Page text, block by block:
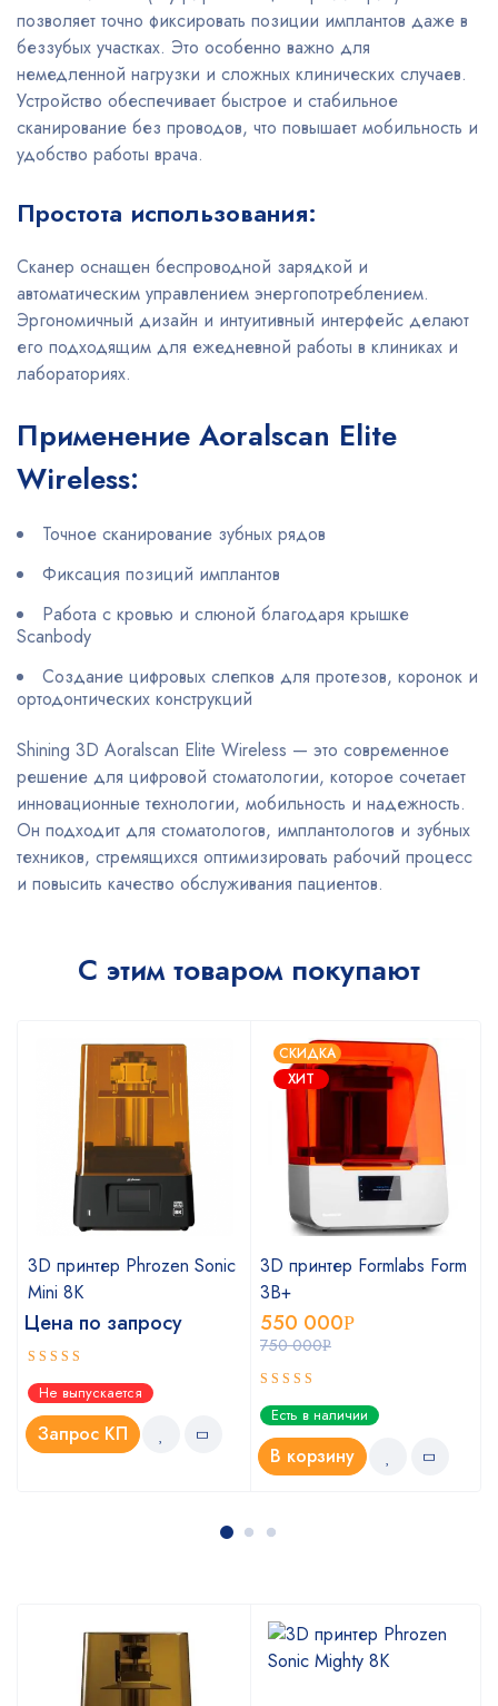
позволяет точно фиксировать позиции имплантов даже в
беззубых участках. Это особенно важно для
немедленной нагрузки и сложных клинических случаев.
Устройство обеспечивает быстрое и стабильное
сканирование без проводов, что повышает мобильность и
удобство работы врача.
Простота использования:
Сканер оснащен беспроводной зарядкой и
автоматическим управлением энергопотреблением.
Эргономичный дизайн и интуитивный интерфейс делают
его подходящим для ежедневной работы в клиниках и
лабораториях.
Применение Aoralscan Elite
Wireless:
Точное сканирование зубных рядов
Фиксация позиций имплантов
Работа с кровью и слюной благодаря крышке
Scanbody
Создание цифровых слепков для протезов, коронок и
ортодонтических конструкций
Shining 3D Aoralscan Elite Wireless — это современное
решение для цифровой стоматологии, которое сочетает
инновационные технологии, мобильность и надежность.
Он подходит для стоматологов, имплантологов и зубных
техников, стремящихся оптимизировать рабочий процесс
и повысить качество обслуживания пациентов.
С этим товаром покупают
3D принтер Phrozen Sonic
Mini 8K
Цена по запросу
Оценка
5.00из 5
Не выпускается
Запрос КП
СКИДКА
ХИТ
3D принтер Formlabs Form
3B+
750 000Р
550 000Р
Оценка
5.00из 5
Есть в наличии
В корзину